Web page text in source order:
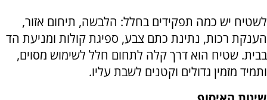
לשטיח יש כמה תפקידים בחלל: הלבשה, תיחום אזור,
הענקת רכות, נתינת כתם צבע, ספיגת קולות ומניעת הד
בבית. שטיח הוא דרך קלה לתחום חלל לשימוש מסוים,
ותמיד מזמין גדולים וקטנים לשבת עליו.